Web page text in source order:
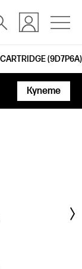
(9D7P6A)
Купете